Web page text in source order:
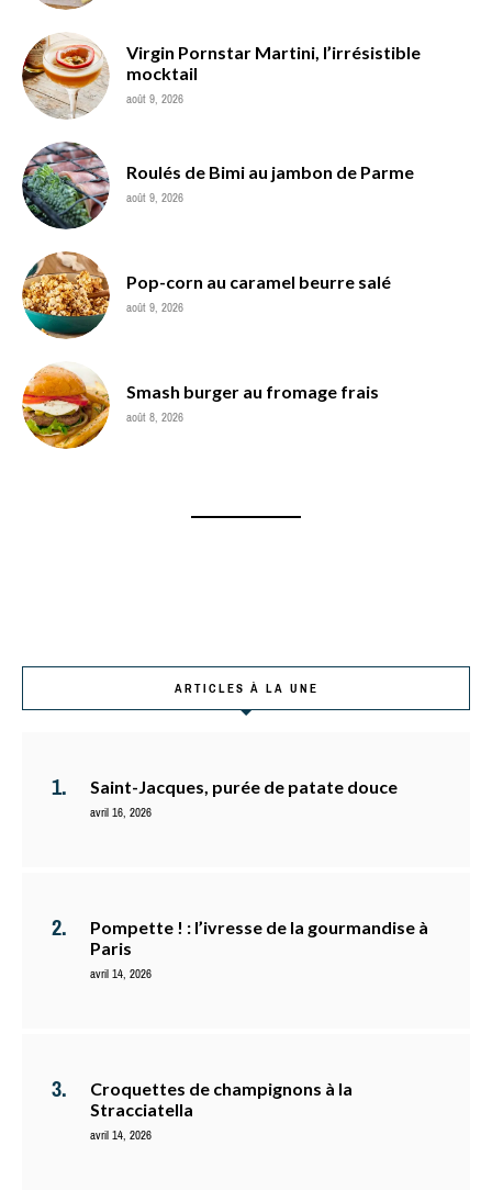
Virgin Pornstar Martini, l’irrésistible
mocktail
août 9, 2026
Roulés de Bimi au jambon de Parme
août 9, 2026
Pop-corn au caramel beurre salé
août 9, 2026
Smash burger au fromage frais
août 8, 2026
ARTICLES À LA UNE
Saint-Jacques, purée de patate douce
avril 16, 2026
Pompette ! : l’ivresse de la gourmandise à
Paris
avril 14, 2026
Croquettes de champignons à la
Stracciatella
avril 14, 2026